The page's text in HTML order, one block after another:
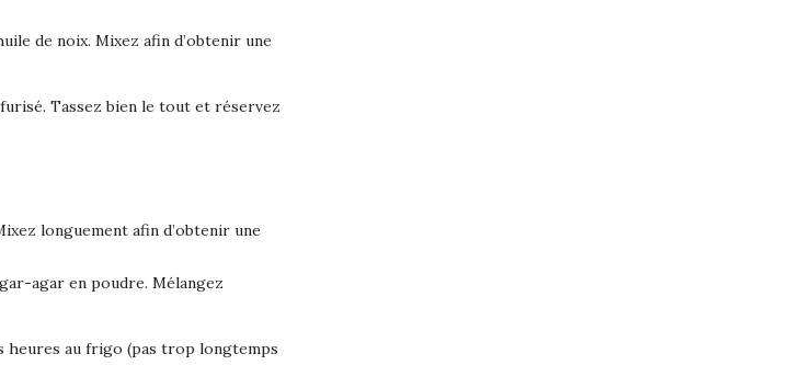
de noix. Mixez afin d’obtenir une
Tassez bien le tout et réservez
longuement afin d’obtenir une
agar en poudre. Mélangez
heures au frigo (pas trop longtemps